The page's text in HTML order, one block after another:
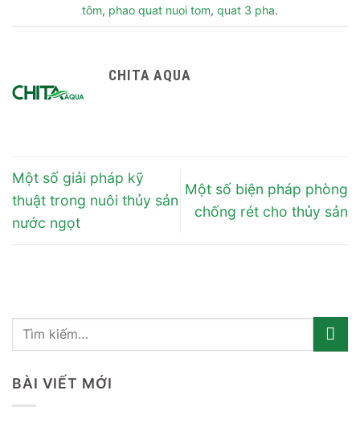
tôm, phao quat nuoi tom, quat 3 pha.
CHITA AQUA
Một số giải pháp kỹ
thuật trong nuôi thủy sản
nước ngọt
Một số biện pháp phòng
chống rét cho thủy sản
BÀI VIẾT MỚI